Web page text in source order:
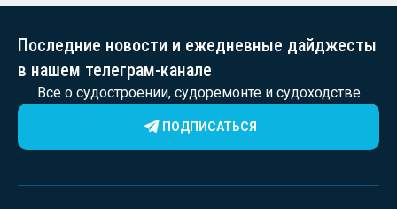
Последние новости и ежедневные дайджесты
в нашем телеграм-канале
Все о судостроении, судоремонте и судоходстве
ПОДПИСАТЬСЯ